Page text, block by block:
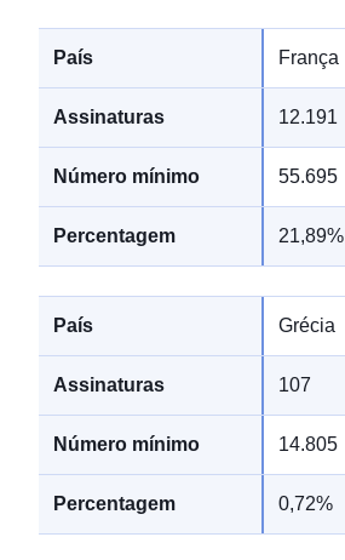
França
12.191
55.695
21,89%
Grécia
107
14.805
0,72%